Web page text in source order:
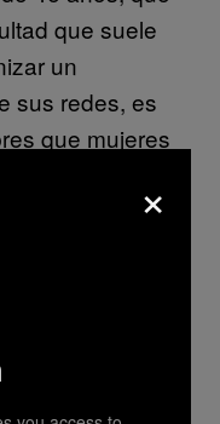
que suele
un
sus redes, es
que mujeres
nos cuenta
reuniones, es
lo que las
los límites
veces, lo que
la
×